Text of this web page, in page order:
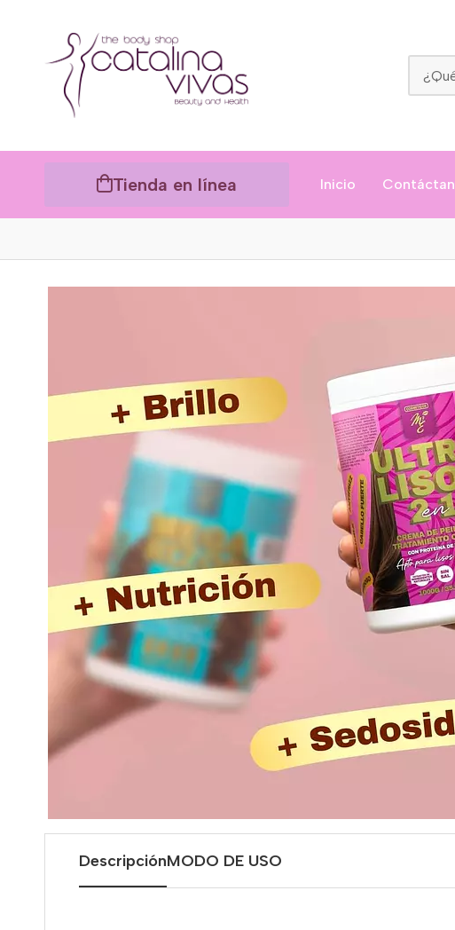
Tienda en línea Inicio
DescripciónMODO DE USO